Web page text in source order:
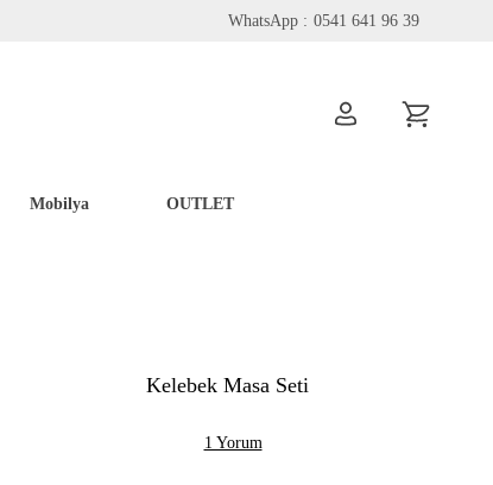
WhatsApp : 0541 641 96 39
Mobilya OUTLET
Kelebek Masa Seti
1 Yorum